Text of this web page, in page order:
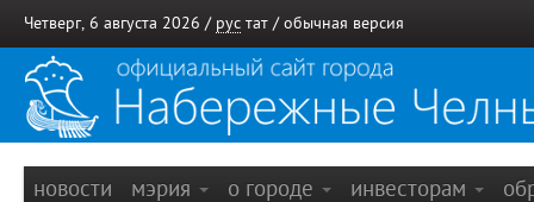
Четверг, 6 августа 2026 / рус тат / обычная версия
новости мэрия о городе инвесторам